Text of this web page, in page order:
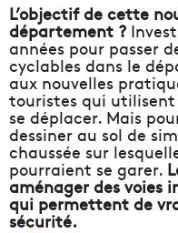
L’objectif de cette
département ?
années pour passer
cyclables dans le
aux nouvelles
touristes qui utilisent
se déplacer. Mais
dessiner au sol de
chaussée sur
pourraient se garer.
aménager des voies
qui permettent de
sécurité.